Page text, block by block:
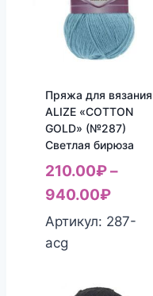
Пряжа для вязания
ALIZE «COTTON
GOLD» (№287)
Светлая бирюза
210.00₽–
940.00₽
Артикул: 287-
acg